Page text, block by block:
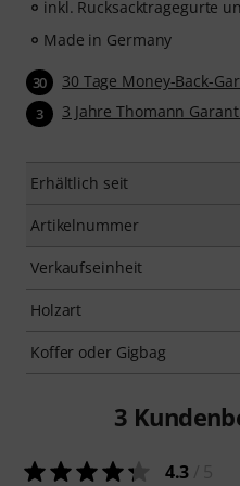
inkl. Rucksacktragegurte
Made in Germany
30 30 Tage Money-Back-
3 3 Jahre Thomann
Erhältlich seit
Artikelnummer
Verkaufseinheit
Holzart
Koffer oder Gigbag
3
4.3